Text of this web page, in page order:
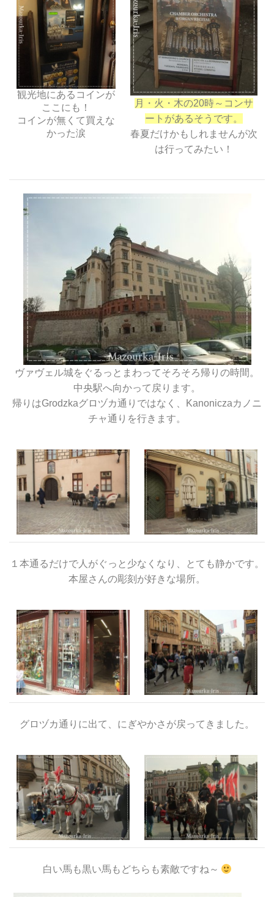
観光地にあるコインが
ここにも！
コインが無くて買えな
かった涙
月・火・木の20時～コンサ
ートがあるそうです。
春夏だけかもしれませんが次
は行ってみたい！
ヴァヴェル城をぐるっとまわってそろそろ帰りの時間。
中央駅へ向かって戻ります。
帰りはGrodzkaグロヅカ通りではなく、Kanoniczaカノニ
チャ通りを行きます。
１本通るだけで人がぐっと少なくなり、とても静かです。
本屋さんの彫刻が好きな場所。
グロヅカ通りに出て、にぎやかさが戻ってきました。
白い馬も黒い馬もどちらも素敵ですね～